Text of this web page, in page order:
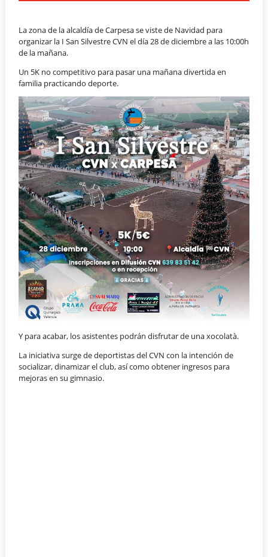
La zona de la alcaldía de Carpesa se viste de Navidad para
organizar la I San Silvestre CVN el día 28 de diciembre a las 10:00h
de la mañana.
Un 5K no competitivo para pasar una mañana divertida en
familia practicando deporte.
Y para acabar, los asistentes podrán disfrutar de una xocolatà.
La iniciativa surge de deportistas del CVN con la intención de
socializar, dinamizar el club, así como obtener ingresos para
mejoras en su gimnasio.